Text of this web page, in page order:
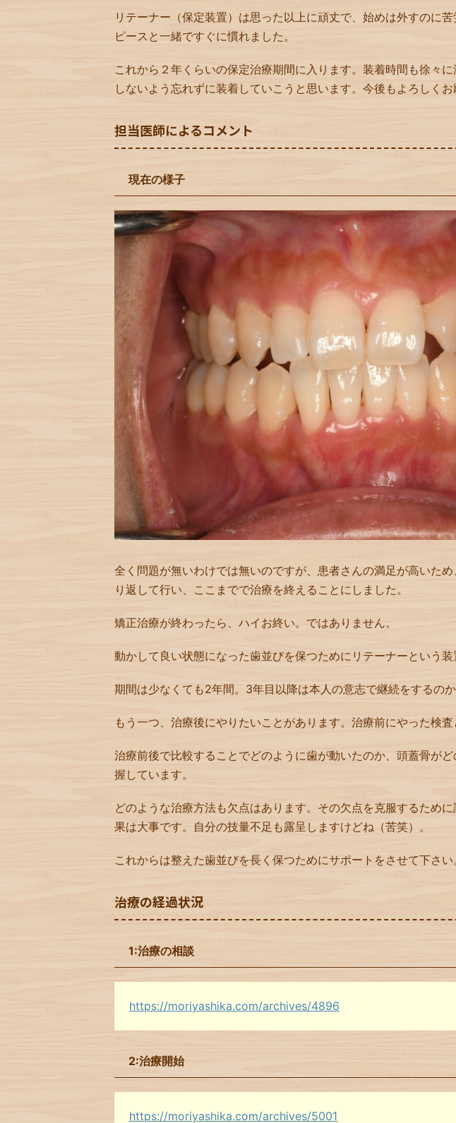
リテーナー（保定装置）は思った以上に頑丈で、始めは外すのに
ピースと一緒ですぐに慣れました。
これから２年くらいの保定治療期間に入ります。装着時間も徐々
しないよう忘れずに装着していこうと思います。今後もよろしくお
担当医師によるコメント
現在の様子
全く問題が無いわけでは無いのですが、患者さんの満足が高いた
り返して行い、ここまでで治療を終えることにしました。
矯正治療が終わったら、ハイお終い。ではありません。
動かして良い状態になった歯並びを保つためにリテーナーという装
期間は少なくても2年間。3年目以降は本人の意志で継続をするの
もう一つ、治療後にやりたいことがあります。治療前にやった検査
治療前後で比較することでどのように歯が動いたのか、頭蓋骨が
握しています。
どのような治療方法も欠点はあります。その欠点を克服するため
果は大事です。自分の技量不足も露呈しますけどね（苦笑）。
これからは整えた歯並びを長く保つためにサポートをさせて下さい
治療の経過状況
1:治療の相談
https://moriyashika.com/archives/4896
2:治療開始
https://moriyashika.com/archives/5001